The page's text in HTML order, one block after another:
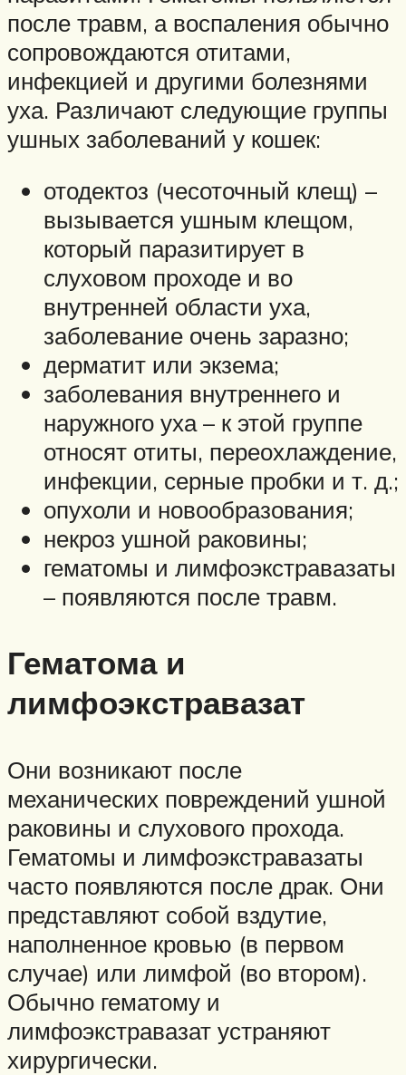
после травм, а воспаления обычно
сопровождаются отитами,
инфекцией и другими болезнями
уха. Различают следующие группы
ушных заболеваний у кошек:
отодектоз (чесоточный клещ) –
вызывается ушным клещом,
который паразитирует в
слуховом проходе и во
внутренней области уха,
заболевание очень заразно;
дерматит или экзема;
заболевания внутреннего и
наружного уха – к этой группе
относят отиты, переохлаждение,
инфекции, серные пробки и т. д.;
опухоли и новообразования;
некроз ушной раковины;
гематомы и лимфоэкстравазаты
– появляются после травм.
Гематома и
лимфоэкстравазат
Они возникают после
механических повреждений ушной
раковины и слухового прохода.
Гематомы и лимфоэкстравазаты
часто появляются после драк. Они
представляют собой вздутие,
наполненное кровью (в первом
случае) или лимфой (во втором).
Обычно гематому и
лимфоэкстравазат устраняют
хирургически.